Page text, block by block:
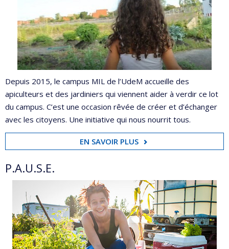
Depuis 2015, le campus MIL de l’UdeM accueille des
apiculteurs et des jardiniers qui viennent aider à verdir ce lot
du campus. C’est une occasion rêvée de créer et d’échanger
avec les citoyens. Une initiative qui nous nourrit tous.
EN SAVOIR PLUS
P.A.U.S.E.